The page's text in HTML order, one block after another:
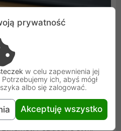
i znakomite parametry
Pozłacane styki
prywatność
w celu zapewnienia jej
ich, abyś mógł
albo się zalogować.
Akceptuję wszystko